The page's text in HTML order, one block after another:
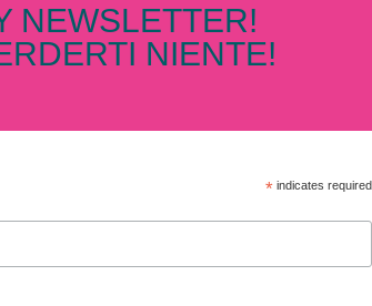
NEWSLETTER!
NIENTE!
* indicates required